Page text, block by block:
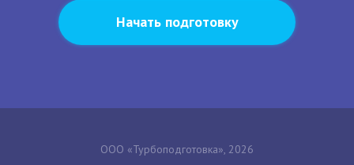
Начать подготовку
ООО «Турбоподготовка», 2026